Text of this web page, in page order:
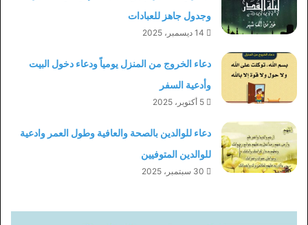
وجدول جاهز للعبادات
14 ديسمبر، 2025
دعاء الخروج من المنزل يومياً ودعاء دخول البيت
وأدعية السفر
5 أكتوبر، 2025
دعاء للوالدين بالصحة والعافية وطول العمر وادعية
للوالدين المتوفيين
30 سبتمبر، 2025